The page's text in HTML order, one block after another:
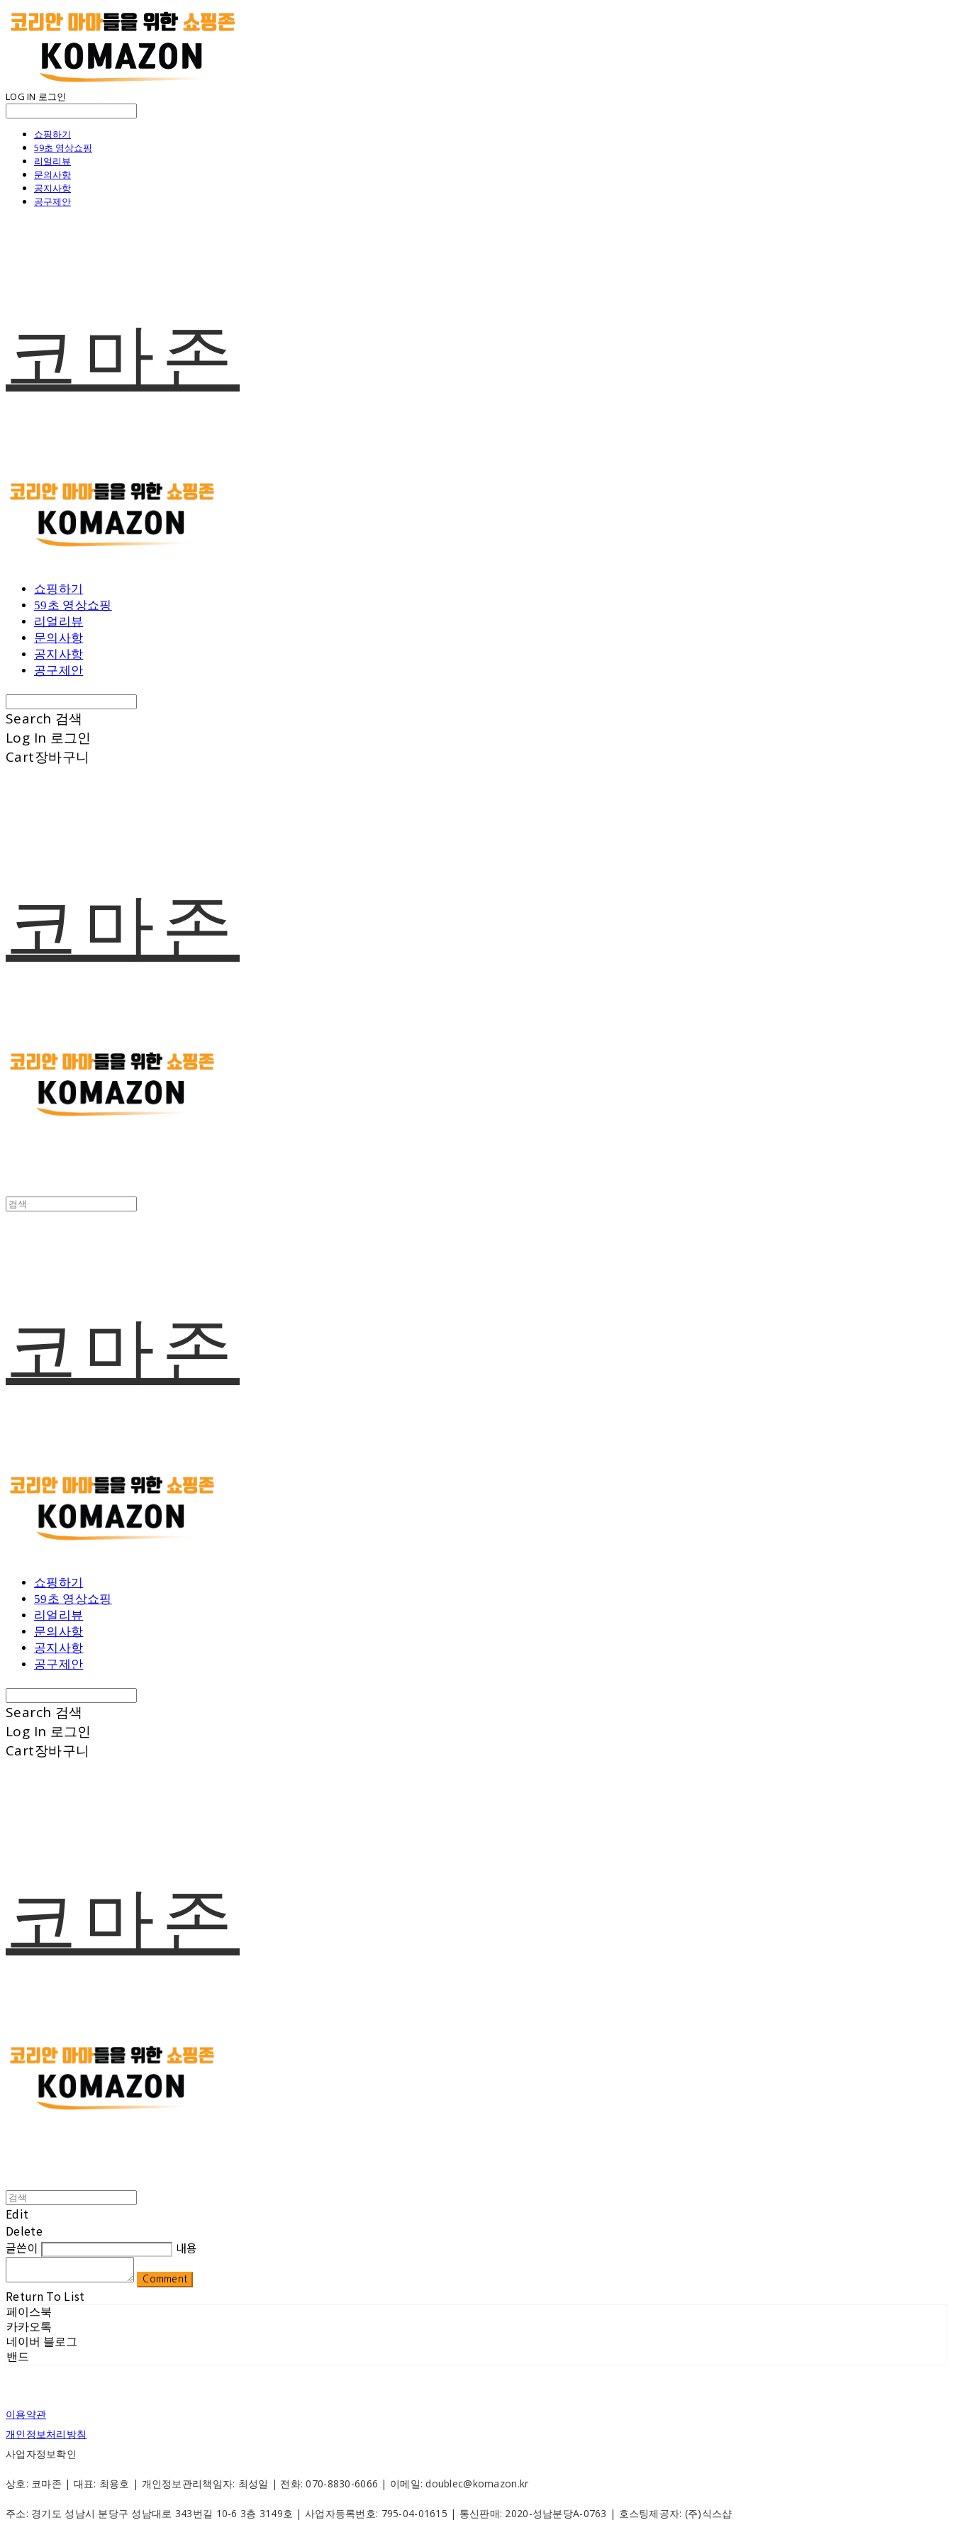
LOG IN 로그인
쇼핑하기
59초 영상쇼핑
리얼리뷰
문의사항
공지사항
공구제안
코마존
쇼핑하기
59초 영상쇼핑
리얼리뷰
문의사항
공지사항
공구제안
Search 검색
Log In 로그인
Cart장바구니
코마존
코마존
쇼핑하기
59초 영상쇼핑
리얼리뷰
문의사항
공지사항
공구제안
Search 검색
Log In 로그인
Cart장바구니
코마존
Edit
Delete
글쓴이
내용
Comment
Return To List
페이스북
카카오톡
네이버 블로그
밴드
이용약관
개인정보처리방침
사업자정보확인
상호: 코마존 | 대표: 최용호 | 개인정보관리책임자: 최성일 | 전화: 070-8830-6066 | 이메일: doublec@komazon.kr
주소: 경기도 성남시 분당구 성남대로 343번길 10-6 3층 3149호 | 사업자등록번호: 795-04-01615 | 통신판매: 2020-성남분당A-0763 | 호스팅제공자: (주)식스샵